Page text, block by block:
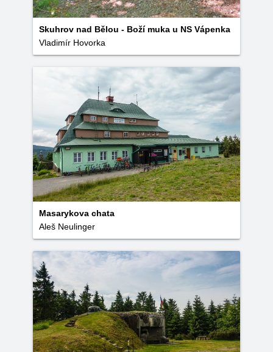
Skuhrov nad Bělou - Boží muka u NS Vápenka
Vladimír Hovorka
Masarykova chata
Aleš Neulinger